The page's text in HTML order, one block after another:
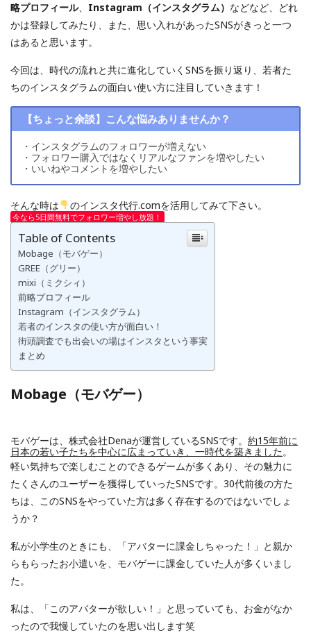
略プロフィール、 Instagram（インスタグラム） などなど、どれ
かは登録してみたり、また、思い入れがあったSNSがきっと一つ
はあると思います。
今回は、時代の流れと共に進化していくSNSを振り返り、若者た
ちのインスタグラムの面白い使い方に注目していきます！
【ちょっと余談】こんな悩みありませんか？
・インスタグラムのフォロワーが増えない
・フォロワー購入ではなくリアルなファンを増やしたい
・いいねやコメントを増やしたい
そんな時は のインスタ代行.comを活用してみて下さい。
今なら5日間無料でフォロワー増やし放題！
Table of Contents
Mobage（モバゲー）
GREE（グリー）
mixi（ミクシィ）
前略プロフィール
Instagram（インスタグラム）
若者のインスタの使い方が面白い！
街頭調査でも出会いの場はインスタという事実
まとめ
Mobage（モバゲー）
モバゲーは、株式会社Denaが運営しているSNSです。 約15年前に
日本の若い子たちを中心に広まっていき、一時代を築きました。
軽い気持ちで楽しむことのできるゲームが多くあり、その魅力に
たくさんのユーザーを獲得していったSNSです。30代前後の方た
ちは、このSNSをやっていた方は多く存在するのではないでしょ
うか？
私が小学生のときにも、「アバターに課金しちゃった！」と親か
らもらったお小遣いを、モバゲーに課金していた人が多くいまし
た。
私は、「このアバターが欲しい！」と思っていても、お金がなか
ったので我慢していたのを思い出します笑